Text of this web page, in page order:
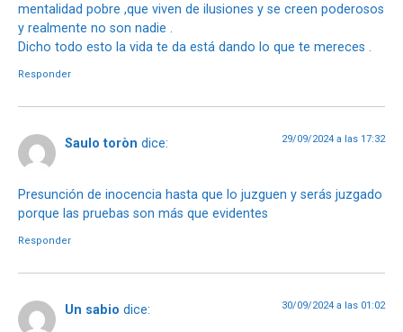
mentalidad pobre ,que viven de ilusiones y se creen poderosos
y realmente no son nadie .
Dicho todo esto la vida te da está dando lo que te mereces .
Responder
Saulo toròn dice: 29/09/2024 a las 17:32
Presunción de inocencia hasta que lo juzguen y serás juzgado
porque las pruebas son más que evidentes
Responder
Un sabio dice: 30/09/2024 a las 01:02